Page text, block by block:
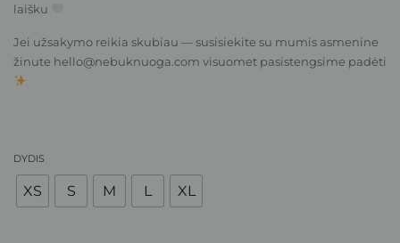
laišku
Jei užsakymo reikia skubiau — susisiekite su mumis asmenine
žinute hello@nebuknuoga.com visuomet pasistengsime padėti
DYDIS
XS S M L XL